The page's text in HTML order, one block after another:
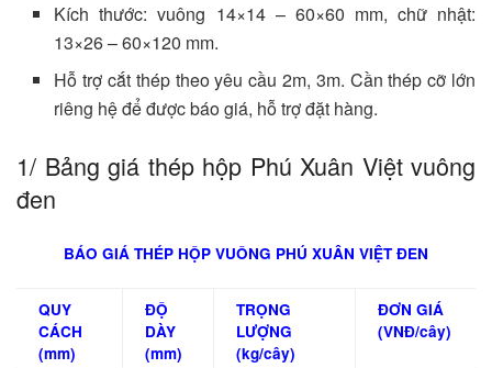
Kích thước: vuông 14×14 – 60×60 mm, chữ nhật:
13×26 – 60×120 mm.
Hỗ trợ cắt thép theo yêu cầu 2m, 3m. Cần thép cỡ lớn
riêng hệ để được báo giá, hỗ trợ đặt hàng.
1/ Bảng giá thép hộp Phú Xuân Việt vuông
đen
BÁO GIÁ THÉP HỘP VUÔNG PHÚ XUÂN VIỆT ĐEN
QUY
CÁCH
(mm)
ĐỘ
DÀY
(mm)
TRỌNG
LƯỢNG
(kg/cây)
ĐƠN GIÁ
(VNĐ/cây)